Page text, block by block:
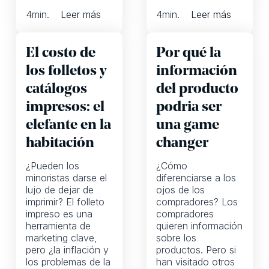
4min. Leer más
4min. Leer más
El costo de
los folletos y
catálogos
impresos: el
elefante en la
habitación
¿Pueden los
minoristas darse el
lujo de dejar de
imprimir? El folleto
impreso es una
herramienta de
marketing clave,
pero ¿la inflación y
los problemas de la
Por qué la
información
del producto
podria ser
una game
changer
¿Cómo
diferenciarse a los
ojos de los
compradores? Los
compradores
quieren información
sobre los
productos. Pero si
han visitado otros